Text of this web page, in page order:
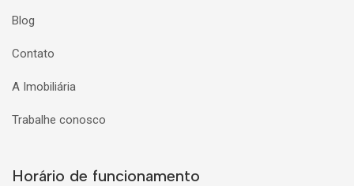
Blog
Contato
A Imobiliária
Trabalhe conosco
Horário de funcionamento